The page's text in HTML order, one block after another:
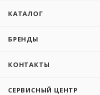
КАТАЛОГ
БРЕНДЫ
КОНТАКТЫ
СЕРВИСНЫЙ ЦЕНТР